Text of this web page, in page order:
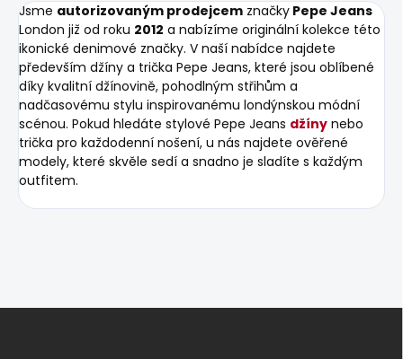
Jsme autorizovaným prodejcem značky Pepe Jeans
London již od roku 2012 a nabízíme originální kolekce této
ikonické denimové značky. V naší nabídce najdete
především džíny a trička Pepe Jeans, které jsou oblíbené
díky kvalitní džínovině, pohodlným střihům a
nadčasovému stylu inspirovanému londýnskou módní
scénou. Pokud hledáte stylové Pepe Jeans džíny nebo
trička pro každodenní nošení, u nás najdete ověřené
modely, které skvěle sedí a snadno je sladíte s každým
outfitem.
Z